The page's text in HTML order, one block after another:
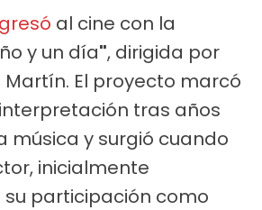
al cine con la
y un día", dirigida por
El proyecto marcó
tras años
música y surgió cuando
inicialmente
participación como